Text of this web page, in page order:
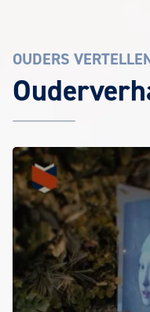
Ouderverhalen
OUDERS